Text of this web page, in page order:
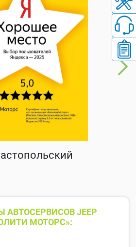
АВТОСЕРВИСОВ JEEP
МОТОРС»: